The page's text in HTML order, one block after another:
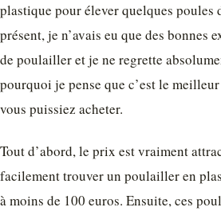
plastique pour élever quelques poules
présent, je n’avais eu que des bonnes
de poulailler et je ne regrette
pourquoi je pense que c’est le
vous puissiez acheter.
Tout d’abord, le prix est vraiment
facilement trouver un poulailler en
à moins de 100 euros. Ensuite, ces